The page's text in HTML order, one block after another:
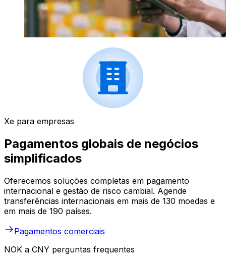
Xe para empresas
Pagamentos globais de negócios
simplificados
Oferecemos soluções completas em pagamento
internacional e gestão de risco cambial. Agende
transferências internacionais em mais de 130 moedas e
em mais de 190 países.
Pagamentos comerciais
NOK a CNY perguntas frequentes